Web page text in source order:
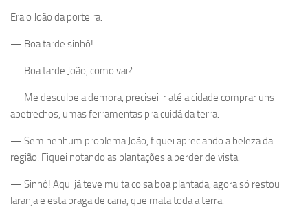
Era o João da porteira.
— Boa tarde sinhô!
— Boa tarde João, como vai?
— Me desculpe a demora, precisei ir até a cidade comprar uns
apetrechos, umas ferramentas pra cuidá da terra.
— Sem nenhum problema João, fiquei apreciando a beleza da
região. Fiquei notando as plantações a perder de vista.
— Sinhô! Aqui já teve muita coisa boa plantada, agora só restou
laranja e esta praga de cana, que mata toda a terra.